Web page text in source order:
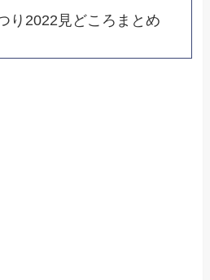
り2022見どころまとめ